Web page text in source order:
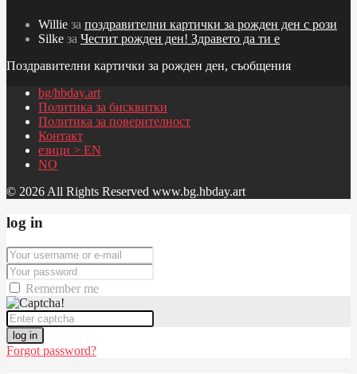
Willie за поздравителни картички за рожден ден с рози
Silke за Честит рожден ден! Здравето да ти е
Поздравителни картички за рожден ден, съобщения
bg/hbday.art
Политика за бисквитки
Политика за поверителност
Контакт
езици > EN
NO
© 2026 All Rights Reserved www.bg.hbday.art
log in
Remember me
log in
Forgot password?